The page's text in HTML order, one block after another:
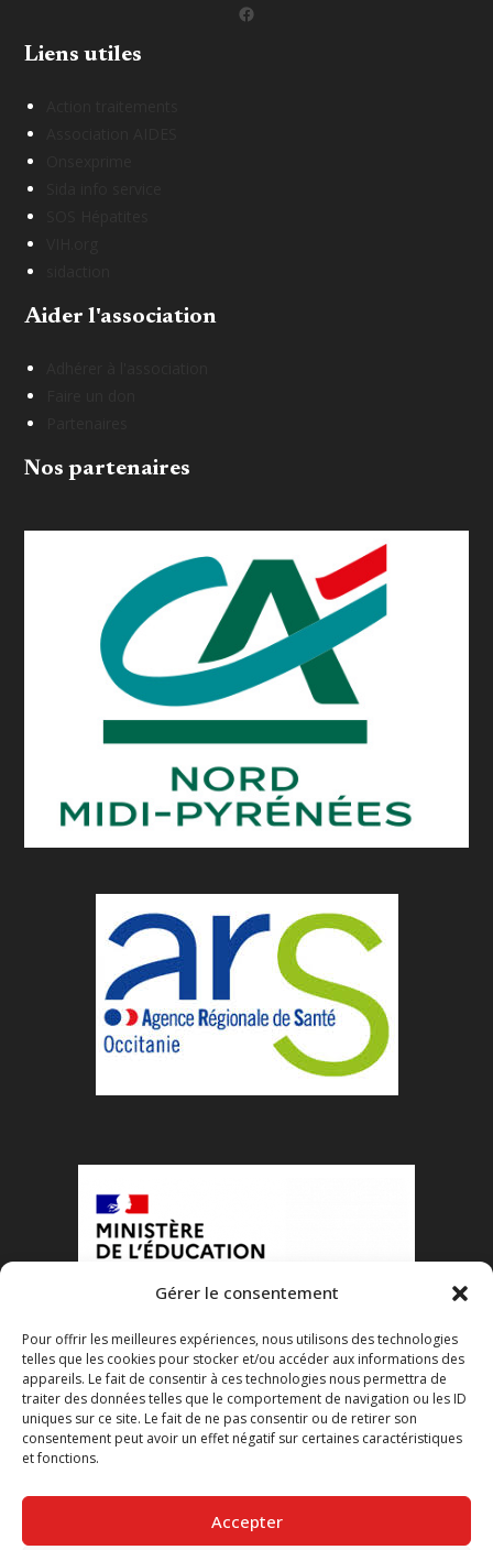
Gérer le consentement
Pour offrir les meilleures expériences, nous utilisons des technologies
telles que les cookies pour stocker et/ou accéder aux informations des
appareils. Le fait de consentir à ces technologies nous permettra de
traiter des données telles que le comportement de navigation ou les ID
uniques sur ce site. Le fait de ne pas consentir ou de retirer son
consentement peut avoir un effet négatif sur certaines caractéristiques
et fonctions.
Accepter
Facebook
Liens utiles
Aider l'association
Nos partenaires